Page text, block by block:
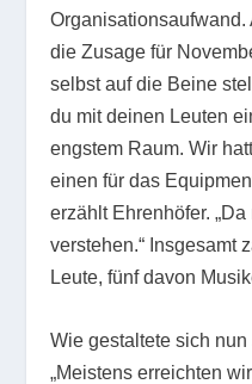
die Zusage für
selbst auf die Beine
du mit deinen Leuten
engstem Raum. Wir
einen für das
erzählt Ehrenhöfer.
verstehen.“ Insgesamt
Leute, fünf davon
Wie gestaltete sich
„Meistens erreichten